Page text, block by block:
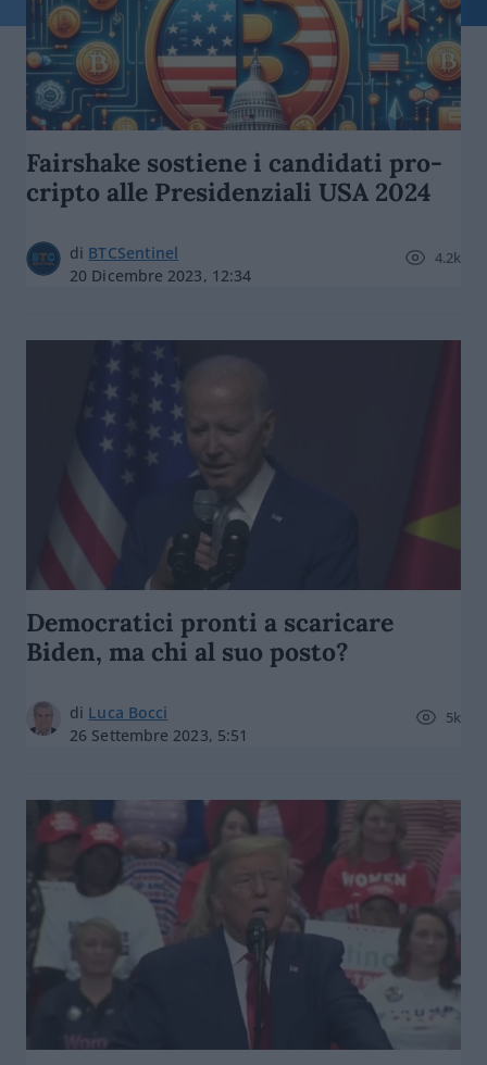
Fairshake sostiene i candidati pro-
cripto alle Presidenziali USA 2024
di BTCSentinel
20 Dicembre 2023, 12:34
4.2k
Democratici pronti a scaricare
Biden, ma chi al suo posto?
di Luca Bocci
26 Settembre 2023, 5:51
5k